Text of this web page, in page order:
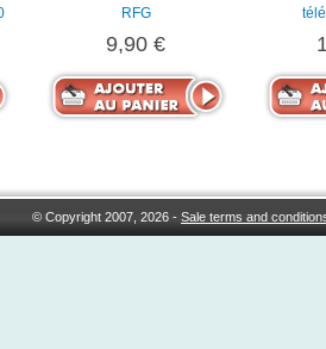
RFG
9,90 €
© Copyright 2007, 2026 -Sale terms and